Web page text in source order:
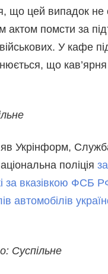
що цей випадок не
актом помсти за
У кафе
що
Укрінформ,
поліція
за вказівкою ФСБ
автомобілів
Суспільне